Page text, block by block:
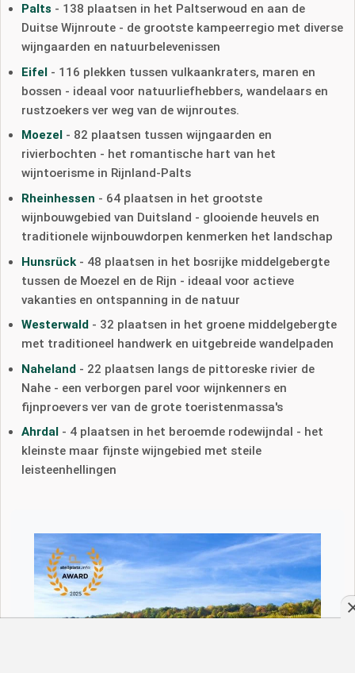
Palts - 138 plaatsen in het Paltserwoud en aan de
Duitse Wijnroute - de grootste kampeerregio met diverse
wijngaarden en natuurbelevenissen
Eifel - 116 plekken tussen vulkaankraters, maren en
bossen - ideaal voor natuurliefhebbers, wandelaars en
rustzoekers ver weg van de wijnroutes.
Moezel - 82 plaatsen tussen wijngaarden en
rivierbochten - het romantische hart van het
wijntoerisme in Rijnland-Palts
Rheinhessen - 64 plaatsen in het grootste
wijnbouwgebied van Duitsland - glooiende heuvels en
traditionele wijnbouwdorpen kenmerken het landschap
Hunsrück - 48 plaatsen in het bosrijke middelgebergte
tussen de Moezel en de Rijn - ideaal voor actieve
vakanties en ontspanning in de natuur
Westerwald - 32 plaatsen in het groene middelgebergte
met traditioneel handwerk en uitgebreide wandelpaden
Naheland - 22 plaatsen langs de pittoreske rivier de
Nahe - een verborgen parel voor wijnkenners en
fijnproevers ver van de grote toeristenmassa's
Ahrdal - 4 plaatsen in het beroemde rodewijndal - het
kleinste maar fijnste wijngebied met steile
leisteenhellingen